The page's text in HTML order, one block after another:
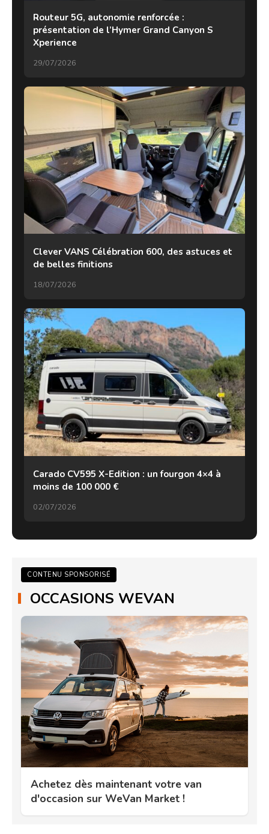
Routeur 5G, autonomie renforcée :
présentation de l’Hymer Grand Canyon S
Xperience
29/07/2026
Clever VANS Célébration 600, des astuces et
de belles finitions
18/07/2026
Carado CV595 X-Edition : un fourgon 4×4 à
moins de 100 000 €
02/07/2026
CONTENU SPONSORISÉ
OCCASIONS WEVAN
Achetez dès maintenant votre van
d'occasion sur WeVan Market !